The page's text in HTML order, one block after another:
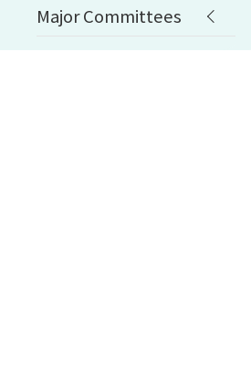
Major Committees